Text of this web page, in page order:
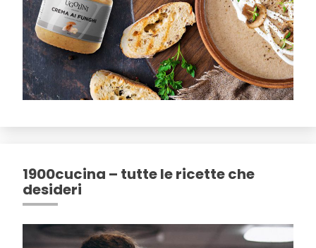
1900cucina – tutte le ricette che
desideri